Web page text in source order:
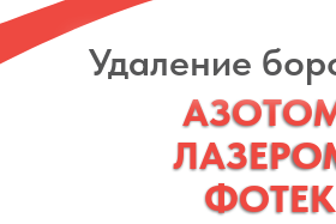
Удаление
ФОТЕК
ФОТЕК